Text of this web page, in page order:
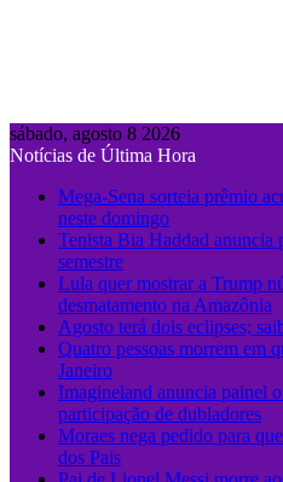
sábado, agosto 8 2026
Notícias de Última Hora
Mega-Sena sorteia prêmio
neste domingo
Tenista Bia Haddad anuncia
semestre
Lula quer mostrar a Trump
desmatamento na Amazônia
Agosto terá dois eclipses;
Quatro pessoas morrem em
Janeiro
Imagineland anuncia painel
participação de dubladores
Moraes nega pedido para
dos Pais